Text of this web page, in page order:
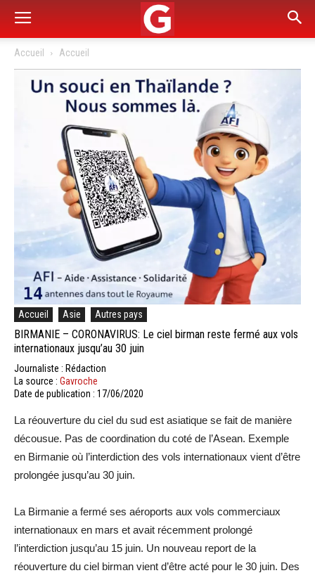
Accueil Accueil
Accueil Asie Autres pays
BIRMANIE – CORONAVIRUS: Le ciel birman reste fermé aux vols
internationaux jusqu’au 30 juin
Journaliste : Rédaction
La source : Gavroche
Date de publication : 17/06/2020
La réouverture du ciel du sud est asiatique se fait de manière
décousue. Pas de coordination du coté de l’Asean. Exemple
en Birmanie où l’interdiction des vols internationaux vient d’être
prolongée jusqu’au 30 juin.
La Birmanie a fermé ses aéroports aux vols commerciaux
internationaux en mars et avait récemment prolongé
l’interdiction jusqu’au 15 juin. Un nouveau report de la
réouverture du ciel birman vient d’être acté pour le 30 juin. Des